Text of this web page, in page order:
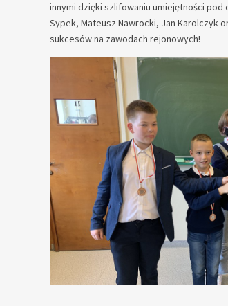
innymi dzięki szlifowaniu umiejętności pod
Sypek, Mateusz Nawrocki, Jan Karolczyk
sukcesów na zawodach rejonowych!